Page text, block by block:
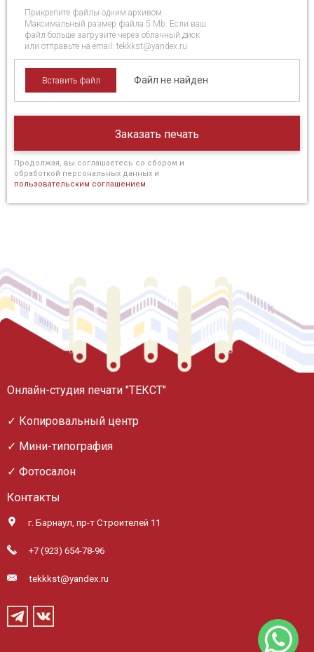
Прикрепите файлы одним архивом.
Максимальный размер файла 5 Mb. Если ваш
файл больше загрузите через облачный диск
или отправьте на email: tekkkst@yandex.ru
Вставить файл
Продолжая, вы соглашаетесь со сбором и
обработкой персональных данных и
пользовательским соглашением.
Онлайн-студия печати "ТЕКСТ"
✓ Копировальный центр
✓ Мини-типография
✓ Фотосалон
Контакты
г. Барнаул, пр-т Строителей 11
+7 (923) 654-78-96
tekkkst@yandex.ru